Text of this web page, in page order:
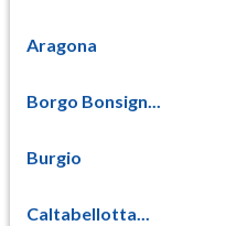
Aragona
Borgo Bonsign...
Burgio
Caltabellotta...